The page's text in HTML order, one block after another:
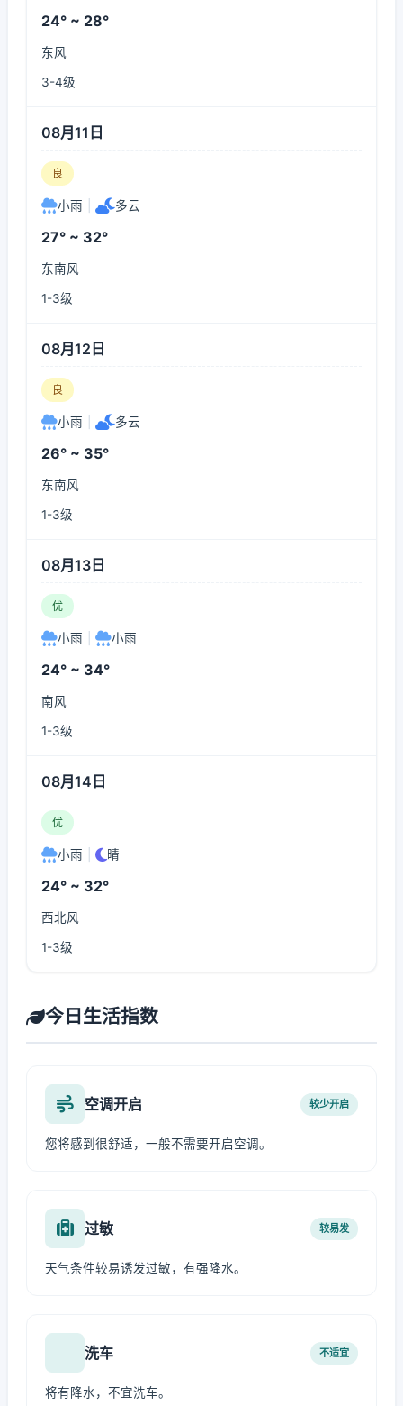
24° ~ 28°
东风
3-4级
08月11日
良
小雨 多云
27° ~ 32°
东南风
1-3级
08月12日
良
小雨 多云
26° ~ 35°
东南风
1-3级
08月13日
优
小雨 小雨
24° ~ 34°
南风
1-3级
08月14日
优
小雨 晴
24° ~ 32°
西北风
1-3级
今日生活指数
空调开启 较少开启
您将感到很舒适，一般不需要开启空调。
过敏 较易发
天气条件较易诱发过敏，有强降水。
洗车 不适宜
将有降水，不宜洗车。